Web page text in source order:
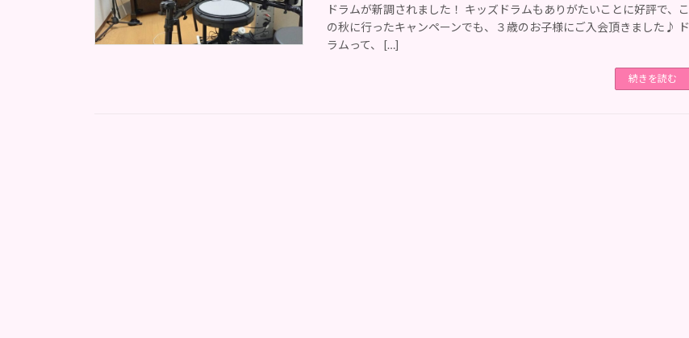
ドラムが新調されました！ キッズドラムもありがたいことに好評で、こ
の秋に行ったキャンペーンでも、３歳のお子様にご入会頂きました♪ ド
ラムって、 […]
続きを読む